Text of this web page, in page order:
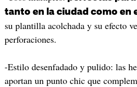
tanto en la ciudad como en
su plantilla acolchada y su efecto
perforaciones.
-Estilo desenfadado y pulido: las
aportan un punto chic que